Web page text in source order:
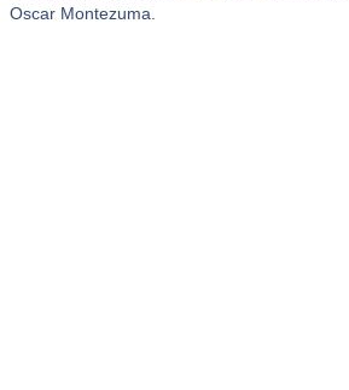
Oscar Montezuma.